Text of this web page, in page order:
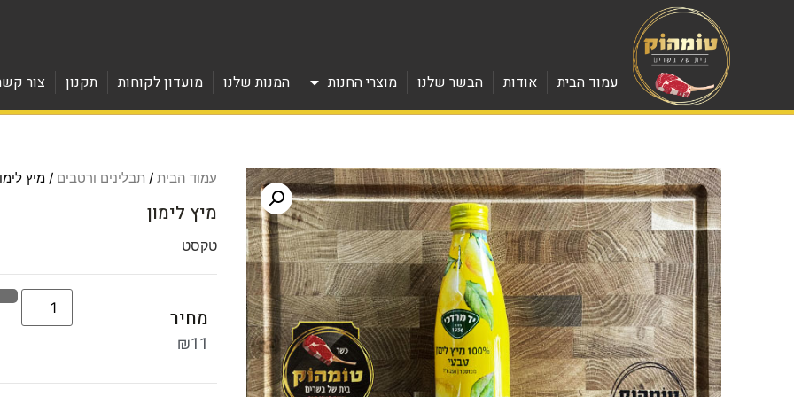
עמוד הבית אודות הבשר שלנו מוצרי החנות המנות שלנו מועדון לקוחות תקנון צור
עמוד הבית/ תבלינים ורטבים / מיץ
מיץ לימון
טקסט
מחיר
₪11